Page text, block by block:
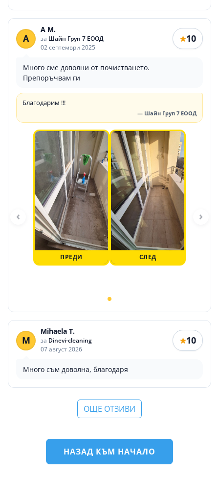
A
A M.
за Шайн Груп 7 ЕООД
02 септември 2025
★10
Много сме доволни от почистването.
Препоръчвам ги
Благодарим !!!
— Шайн Груп 7 ЕООД
ПРЕДИ СЛЕД
‹ ›
M
Mihaela T.
за Dinevi-cleaning
07 август 2026
★10
Много съм доволна, благодаря
ОЩЕ ОТЗИВИ
НАЗАД КЪМ НАЧАЛО